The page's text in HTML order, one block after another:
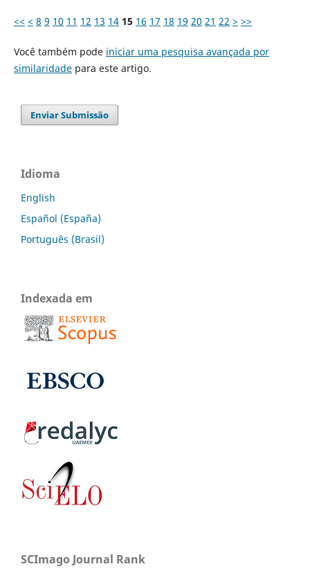
<< < 8 9 10 11 12 13 14 15 16 17 18 19 20 21 22 > >>
Você também pode iniciar uma pesquisa avançada por
similaridadepara este artigo.
Enviar Submissão
Idioma
English
Español (España)
Português (Brasil)
Indexada em
SCImago Journal Rank